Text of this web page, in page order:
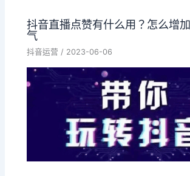
抖音直播点赞有什么用？怎么增
气
抖音运营 / 2023-06-06